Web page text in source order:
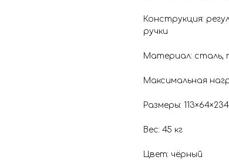
Конструкция:
ручки
Материал: сталь,
Максимальная
Размеры:
Вес: 45 кг
Цвет: чёрный